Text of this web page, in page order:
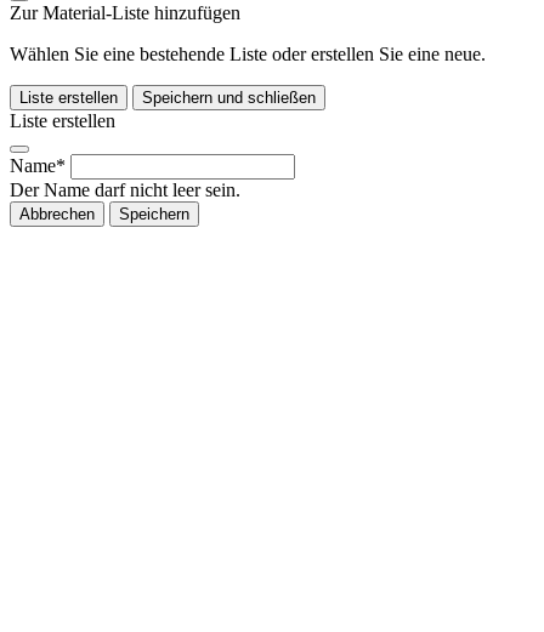
Zur Material-Liste hinzufügen
Wählen Sie eine bestehende Liste oder erstellen Sie eine neue.
Liste erstellen Speichern und schließen
Liste erstellen
Name*
Der Name darf nicht leer sein.
Abbrechen Speichern